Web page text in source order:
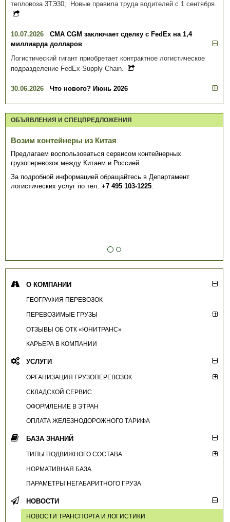
тепловоза 3ТЭ30; Новые правила труда водителей с 1 сентября.
10.07.2026
CMA CGM заключает сделку с FedEx на 1,4
миллиарда долларов
Логистический гигант приобретает контрактное логистическое
подразделение FedEx Supply Chain.
30.06.2026 Что нового? Июнь 2026
ОБЪЯВЛЕНИЯ И СПЕЦПРЕДЛОЖЕНИЯ
Возим контейнеры из Китая
Предлагаем воспользоваться сервисом контейнерных
грузоперевозок между Китаем и Россией.
За подробной информацией обращайтесь в Департамент
логистических услуг по тел. +7 495 103-1225.
О КОМПАНИИ
ГЕОГРАФИЯ ПЕРЕВОЗОК
ПЕРЕВОЗИМЫЕ ГРУЗЫ
ОТЗЫВЫ ОБ ОТК «ЮНИТРАНС»
КАРЬЕРА В КОМПАНИИ
УСЛУГИ
ОРГАНИЗАЦИЯ ГРУЗОПЕРЕВОЗОК
СКЛАДСКОЙ СЕРВИС
ОФОРМЛЕНИЕ В ЭТРАН
ОПЛАТА ЖЕЛЕЗНОДОРОЖНОГО ТАРИФА
БАЗА ЗНАНИЙ
ТИПЫ ПОДВИЖНОГО СОСТАВА
НОРМАТИВНАЯ БАЗА
ПАРАМЕТРЫ НЕГАБАРИТНОГО ГРУЗА
НОВОСТИ
НОВОСТИ ТРАНСПОРТА И ЛОГИСТИКИ